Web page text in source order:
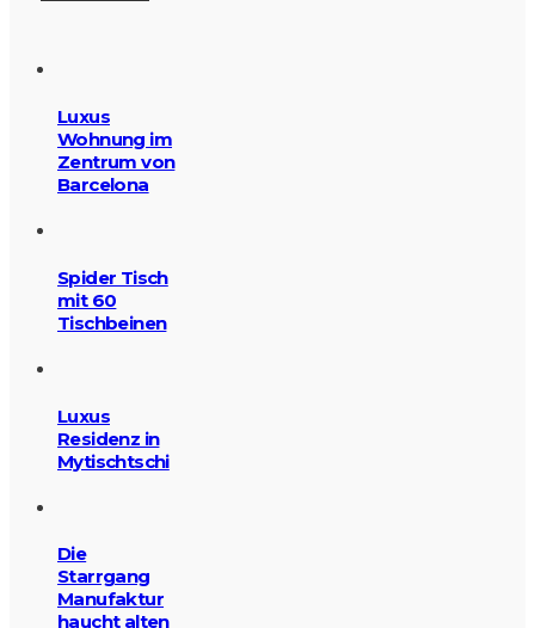
Luxus
Wohnung im
Zentrum von
Barcelona
Spider Tisch
mit 60
Tischbeinen
Luxus
Residenz in
Mytischtschi
Die
Starrgang
Manufaktur
haucht alten